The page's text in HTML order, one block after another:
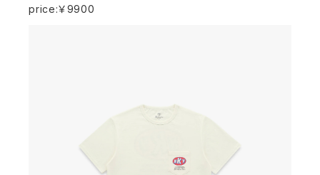
price:￥9900